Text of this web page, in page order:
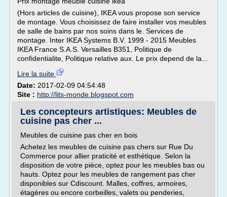
(Hors articles de cuisine), IKEA vous propose son service
de montage. Vous choisissez de faire installer vos meubles
de salle de bains par nos soins dans le. Services de
montage. Inter IKEA Systems B.V. 1999 - 2015 Meubles
IKEA France S.A.S. Versailles B351, Politique de
confidentialite, Politique relative aux. Le prix depend de la...
Lire la suite
Date: 2017-02-09 04:54:48
Site : http://lits-monde.blogspot.com
Les concepteurs artistiques: Meubles de
cuisine pas cher ...
Meubles de cuisine pas cher en bois
Achetez les meubles de cuisine pas chers sur Rue Du
Commerce pour allier praticité et esthétique. Selon la
disposition de votre pièce, optez pour les meubles bas ou
hauts. Optez pour les meubles de rangement pas cher
disponibles sur Cdiscount. Malles, coffres, armoires,
étagères ou encore corbeilles, valets ou penderies,